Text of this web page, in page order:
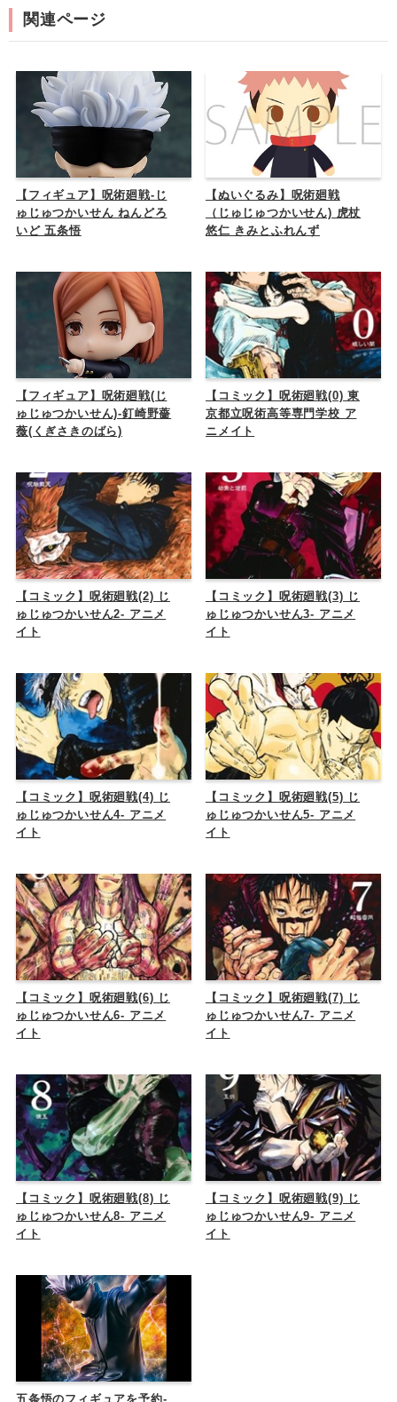
関連ページ
【フィギュア】呪術廻戦-じ
ゅじゅつかいせん ねんどろ
いど 五条悟
【ぬいぐるみ】呪術廻戦
（じゅじゅつかいせん) 虎杖
悠仁 きみとふれんず
【フィギュア】呪術廻戦(じ
ゅじゅつかいせん)-釘崎野薔
薇(くぎさきのばら)
【コミック】呪術廻戦(0) 東
京都立呪術高等専門学校 ア
ニメイト
【コミック】呪術廻戦(2) じ
ゅじゅつかいせん2- アニメ
イト
【コミック】呪術廻戦(3) じ
ゅじゅつかいせん3- アニメ
イト
【コミック】呪術廻戦(4) じ
ゅじゅつかいせん4- アニメ
イト
【コミック】呪術廻戦(5) じ
ゅじゅつかいせん5- アニメ
イト
【コミック】呪術廻戦(6) じ
ゅじゅつかいせん6- アニメ
イト
【コミック】呪術廻戦(7) じ
ゅじゅつかいせん7- アニメ
イト
【コミック】呪術廻戦(8) じ
ゅじゅつかいせん8- アニメ
イト
【コミック】呪術廻戦(9) じ
ゅじゅつかいせん9- アニメ
イト
五条悟のフィギュアを予約-